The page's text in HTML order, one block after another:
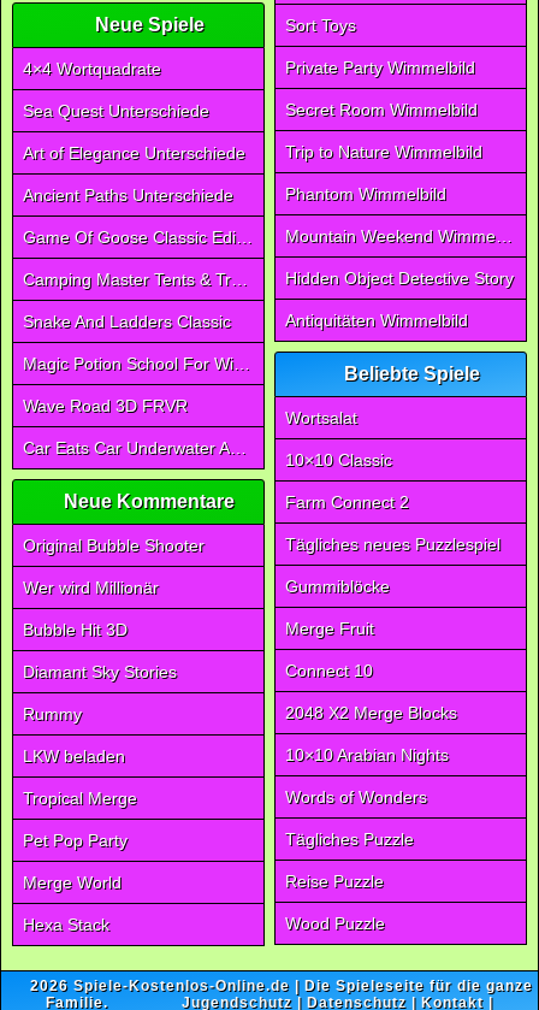
Neue Spiele
4×4 Wortquadrate
Sea Quest Unterschiede
Art of Elegance Unterschiede
Ancient Paths Unterschiede
Game Of Goose Classic Edition
Camping Master Tents & Trees
Snake And Ladders Classic
Magic Potion School For Witch
Wave Road 3D FRVR
Car Eats Car Underwater Adventure FRVR
Neue Kommentare
Original Bubble Shooter
Wer wird Millionär
Bubble Hit 3D
Diamant Sky Stories
Rummy
LKW beladen
Tropical Merge
Pet Pop Party
Merge World
Hexa Stack
Sort Toys
Private Party Wimmelbild
Secret Room Wimmelbild
Trip to Nature Wimmelbild
Phantom Wimmelbild
Mountain Weekend Wimmelbild
Hidden Object Detective Story
Antiquitäten Wimmelbild
Beliebte Spiele
Wortsalat
10×10 Classic
Farm Connect 2
Tägliches neues Puzzlespiel
Gummiblöcke
Merge Fruit
Connect 10
2048 X2 Merge Blocks
10×10 Arabian Nights
Words of Wonders
Tägliches Puzzle
Reise Puzzle
Wood Puzzle
2026 Spiele-Kostenlos-Online.de| Die Spieleseite für die ganze
Familie.
Jugendschutz | Datenschutz | Kontakt |